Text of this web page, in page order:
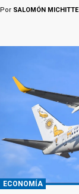
Por SALOMÓN MICHITTE
ECONOMÍA